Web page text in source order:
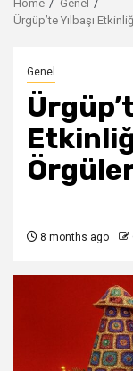
Home
Genel
Ürgüp’te Yılbaşı
Genel
8 months ago